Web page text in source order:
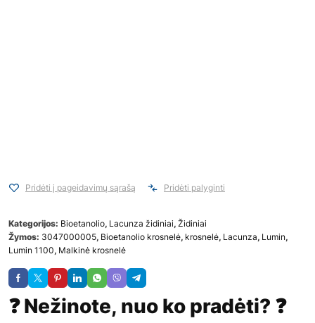
Pridėti į pageidavimų sąrašą Pridėti palyginti
Kategorijos: Bioetanolio, Lacunza židiniai, Židiniai
Žymos: 3047000005, Bioetanolio krosnelė, krosnelė, Lacunza, Lumin,
Lumin 1100, Malkinė krosnelė
❓ Nežinote, nuo ko pradėti? ❓